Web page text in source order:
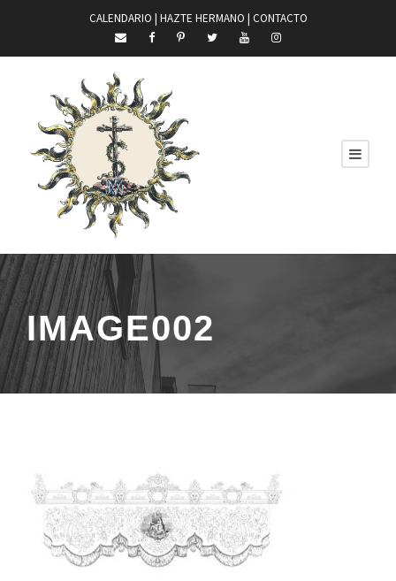
CALENDARIO | HAZTE HERMANO | CONTACTO
IMAGE002